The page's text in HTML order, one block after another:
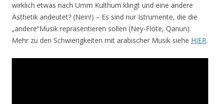
wirklich etwas nach Umm Kulthum klingt und eine andere
Ästhetik andeutet? (Nein!) – Es sind nur Istrumente, die die
„andere“Musik repräsentieren sollen (Ney-Flöte, Qanun).
Mehr zu den Schwierigkeiten mit arabischer Musik siehe HIER.